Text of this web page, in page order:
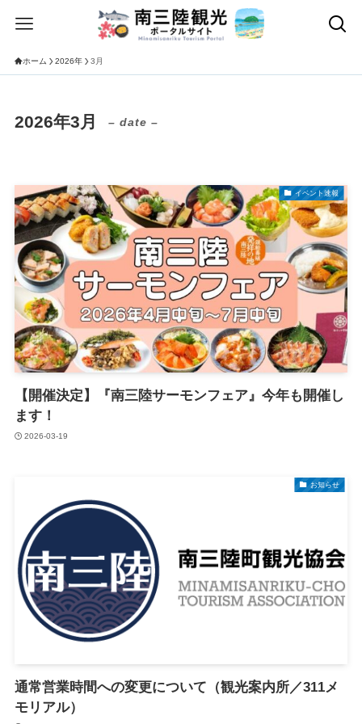
ホーム 2026年 3月
2026年3月 – date –
イベント速報
【開催決定】『南三陸サーモンフェア』今年も開催し
ます！
2026-03-19
お知らせ
通常営業時間への変更について（観光案内所／311メ
モリアル）